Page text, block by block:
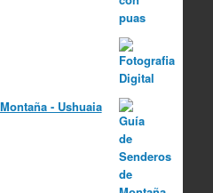
actual
- Ushuaia